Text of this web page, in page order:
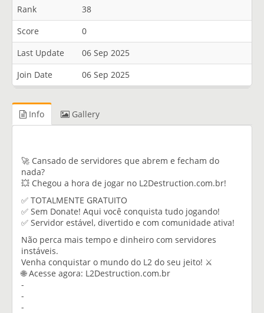
Rank
38
Score
0
Last Update
06 Sep 2025
Join Date
06 Sep 2025
Info Gallery
🚀 Cansado de servidores que abrem e fecham do
nada?
💥 Chegou a hora de jogar no L2Destruction.com.br!
✅ TOTALMENTE GRATUITO
✅ Sem Donate! Aqui você conquista tudo jogando!
✅ Servidor estável, divertido e com comunidade ativa!
Não perca mais tempo e dinheiro com servidores
instáveis.
Venha conquistar o mundo do L2 do seu jeito! ⚔️
🌐 Acesse agora: L2Destruction.com.br
-
-
-